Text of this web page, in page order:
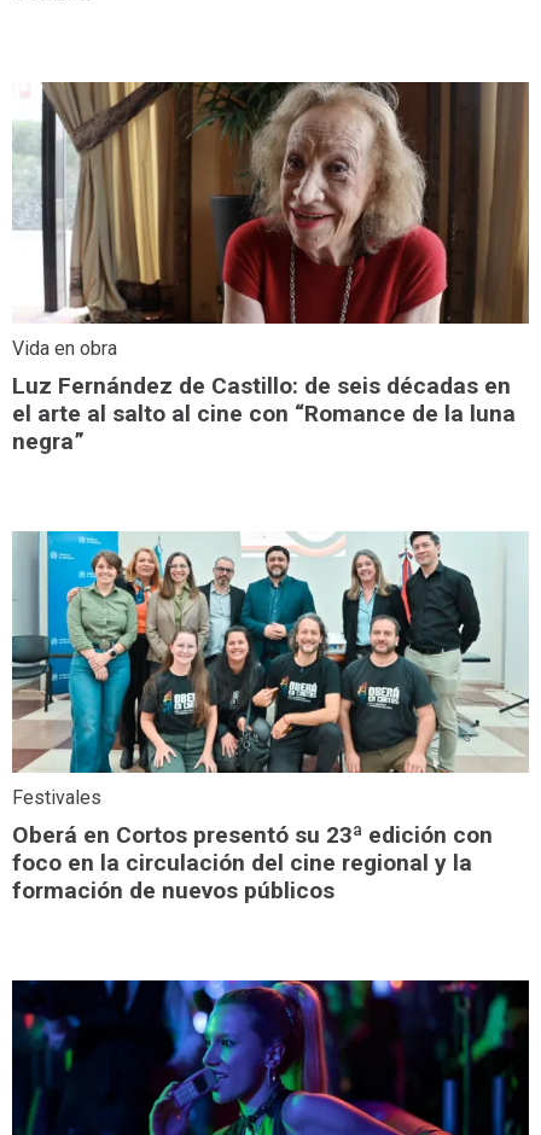
Vida en obra
Luz Fernández de Castillo: de seis décadas en
el arte al salto al cine con “Romance de la luna
negra”
Festivales
Oberá en Cortos presentó su 23ª edición con
foco en la circulación del cine regional y la
formación de nuevos públicos